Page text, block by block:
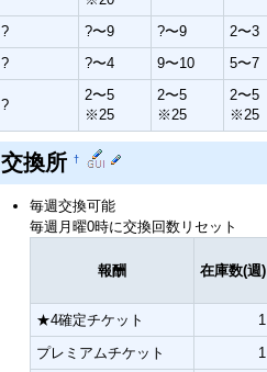
? ?〜9 ?〜9
2〜3
?
?〜4 9〜10 5〜7
?
2〜5
※25
2〜5
※25
2〜5
※25
交換所 †
毎週交換可能
毎週月曜0時に交換回数リセット
報酬 在庫数(週)
★4確定チケット
1
プレミアムチケット
1